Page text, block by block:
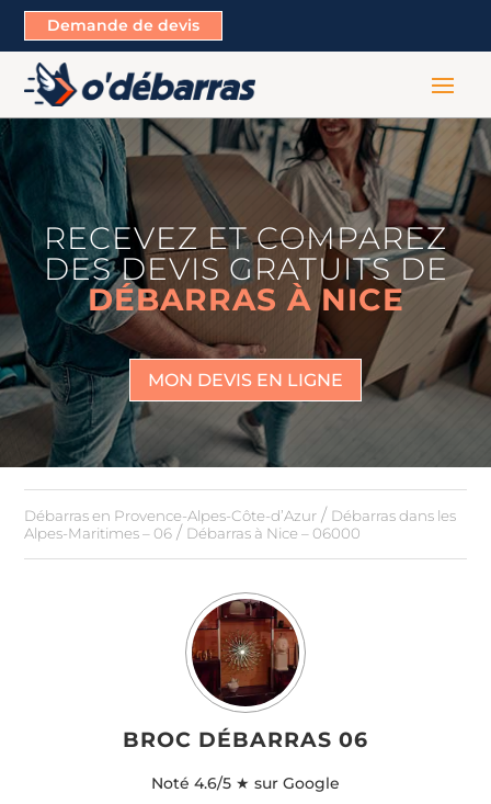
Demande de devis
RECEVEZ ET COMPAREZ
DES DEVIS GRATUITS DE
DÉBARRAS À NICE
MON DEVIS EN LIGNE
Débarras en Provence-Alpes-Côte-d’Azur / Débarras dans les
Alpes-Maritimes – 06 / Débarras à Nice – 06000
BROC DÉBARRAS 06
Noté 4.6/5 ★ sur Google